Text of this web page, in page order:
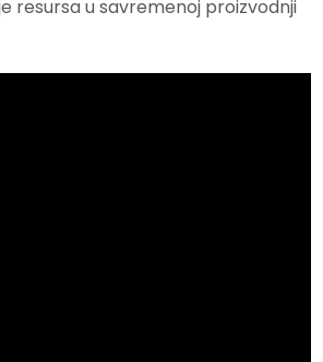
resursa u savremenoj proizvodnji